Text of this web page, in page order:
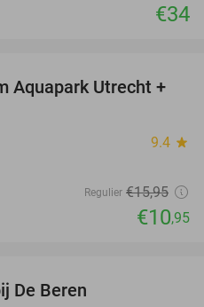
€34
31%
Aquapark Utrecht +
9.4 star
Regulier €15,95
€10,95
De Beren